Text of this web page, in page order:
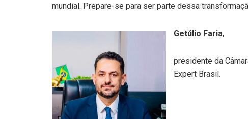
mundial. Prepare-se para ser parte dessa
Getúlio Faria,
presidente da
Expert Brasil.